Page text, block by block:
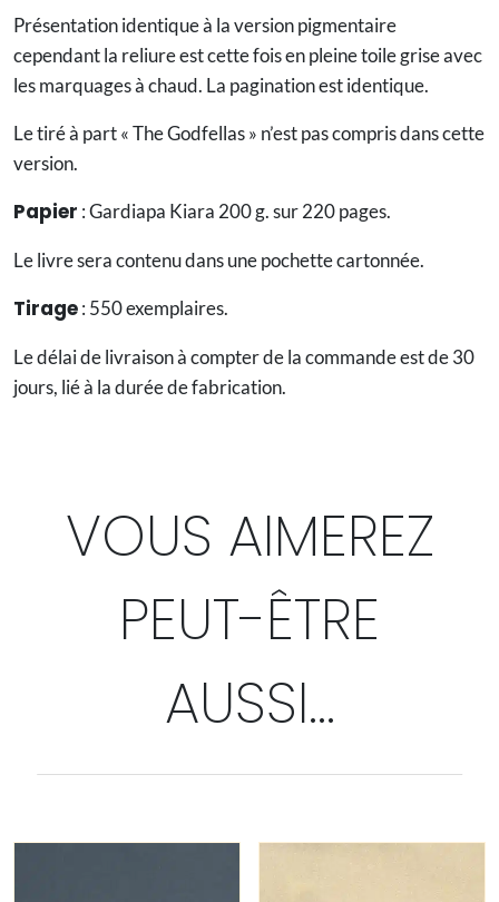
Présentation identique à la version pigmentaire
cependant la reliure est cette fois en pleine toile grise avec
les marquages à chaud. La pagination est identique.
Le tiré à part « The Godfellas » n’est pas compris dans cette
version.
Papier : Gardiapa Kiara 200 g. sur 220 pages.
Le livre sera contenu dans une pochette cartonnée.
Tirage: 550 exemplaires.
Le délai de livraison à compter de la commande est de 30
jours, lié à la durée de fabrication.
VOUS AIMEREZ
PEUT-ÊTRE
AUSSI…